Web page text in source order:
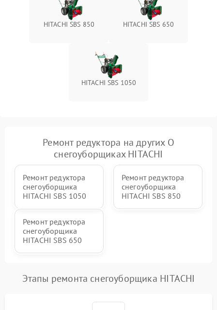
Повреждение троса
Подробнее →
1000 ₽
Неисправность системы
регулировки высоты
1000 ₽ Подробнее →
HITACHI SBS 850 HITACHI SBS 650
HITACHI SBS 1050
Ремонт редуктора на других О
снегоуборщиках HITACHI
Ремонт редуктора
снегоуборщика
HITACHI SBS 1050
Ремонт редуктора
снегоуборщика
HITACHI SBS 850
Ремонт редуктора
снегоуборщика
HITACHI SBS 650
Этапы ремонта снегоуборщика HITACHI